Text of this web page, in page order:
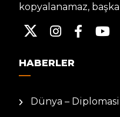
kopyalanamaz,
HABERLER
Dünya – Diplomasi